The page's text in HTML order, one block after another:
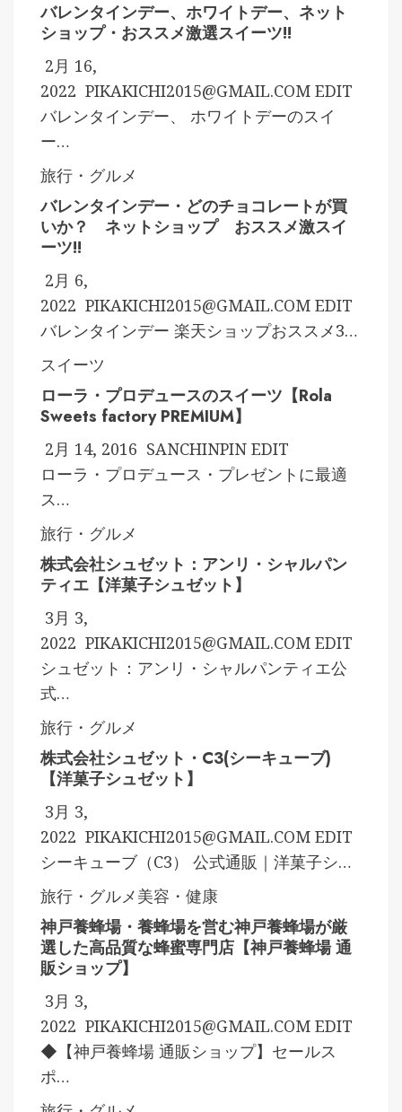
バレンタインデー、ホワイトデー、ネット
ショップ・おススメ激選スイーツ!!
2月 16,
2022 PIKAKICHI2015@GMAIL.COM EDIT
バレンタインデー、 ホワイトデーのスイ
ー…
旅行・グルメ
バレンタインデー・どのチョコレートが買
いか？ ネットショップ おススメ激スイ
ーツ!!
2月 6,
2022 PIKAKICHI2015@GMAIL.COM EDIT
バレンタインデー 楽天ショップおススメ3…
スイーツ
ローラ・プロデュースのスイーツ【Rola
Sweets factory PREMIUM】
2月 14, 2016 SANCHINPIN EDIT
ローラ・プロデュース・プレゼントに最適
ス…
旅行・グルメ
株式会社シュゼット：アンリ・シャルパン
ティエ【洋菓子シュゼット】
3月 3,
2022 PIKAKICHI2015@GMAIL.COM EDIT
シュゼット：アンリ・シャルパンティエ公
式…
旅行・グルメ
株式会社シュゼット・C3(シーキューブ)
【洋菓子シュゼット】
3月 3,
2022 PIKAKICHI2015@GMAIL.COM EDIT
シーキューブ（C3） 公式通販｜洋菓子シ…
旅行・グルメ美容・健康
神戸養蜂場・養蜂場を営む神戸養蜂場が厳
選した高品質な蜂蜜専門店【神戸養蜂場 通
販ショップ】
3月 3,
2022 PIKAKICHI2015@GMAIL.COM EDIT
◆【神戸養蜂場 通販ショップ】セールス
ポ…